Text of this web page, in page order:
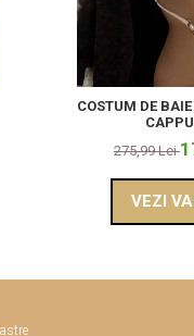
COSTUM DE
275,99 Lei
VEZI